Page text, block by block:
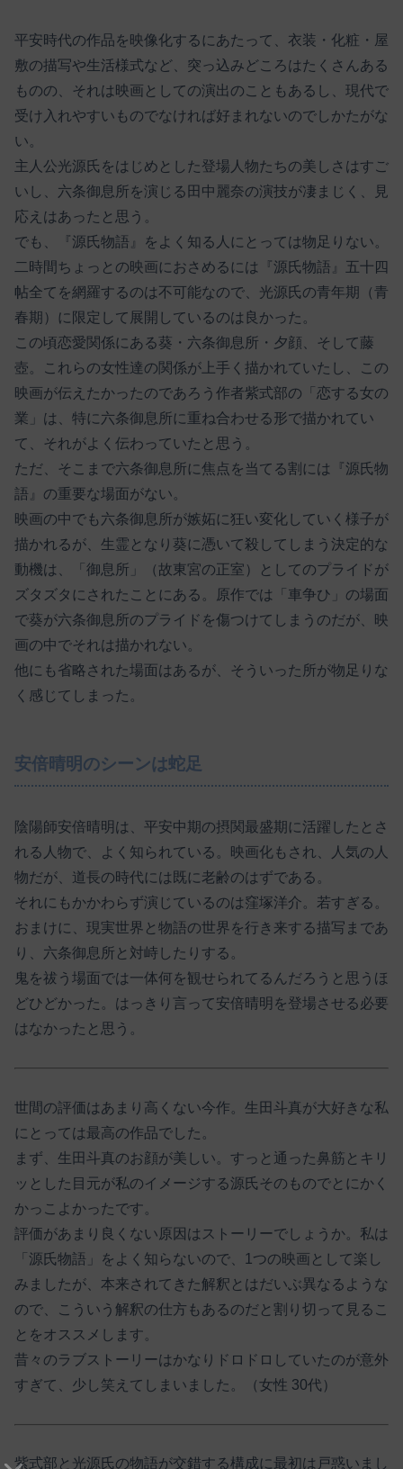
平安時代の作品を映像化するにあたって、衣装・化粧・屋
敷の描写や生活様式など、突っ込みどころはたくさんある
ものの、それは映画としての演出のこともあるし、現代で
受け入れやすいものでなければ好まれないのでしかたがな
い。
主人公光源氏をはじめとした登場人物たちの美しさはすご
いし、六条御息所を演じる田中麗奈の演技が凄まじく、見
応えはあったと思う。
でも、『源氏物語』をよく知る人にとっては物足りない。
二時間ちょっとの映画におさめるには『源氏物語』五十四
帖全てを網羅するのは不可能なので、光源氏の青年期（青
春期）に限定して展開しているのは良かった。
この頃恋愛関係にある葵・六条御息所・夕顔、そして藤
壺。これらの女性達の関係が上手く描かれていたし、この
映画が伝えたかったのであろう作者紫式部の「恋する女の
業」は、特に六条御息所に重ね合わせる形で描かれてい
て、それがよく伝わっていたと思う。
ただ、そこまで六条御息所に焦点を当てる割には『源氏物
語』の重要な場面がない。
映画の中でも六条御息所が嫉妬に狂い変化していく様子が
描かれるが、生霊となり葵に憑いて殺してしまう決定的な
動機は、「御息所」（故東宮の正室）としてのプライドが
ズタズタにされたことにある。原作では「車争ひ」の場面
で葵が六条御息所のプライドを傷つけてしまうのだが、映
画の中でそれは描かれない。
他にも省略された場面はあるが、そういった所が物足りな
く感じてしまった。
安倍晴明のシーンは蛇足
陰陽師安倍晴明は、平安中期の摂関最盛期に活躍したとさ
れる人物で、よく知られている。映画化もされ、人気の人
物だが、道長の時代には既に老齢のはずである。
それにもかかわらず演じているのは窪塚洋介。若すぎる。
おまけに、現実世界と物語の世界を行き来する描写まであ
り、六条御息所と対峙したりする。
鬼を祓う場面では一体何を観せられてるんだろうと思うほ
どひどかった。はっきり言って安倍晴明を登場させる必要
はなかったと思う。
世間の評価はあまり高くない今作。生田斗真が大好きな私
にとっては最高の作品でした。
まず、生田斗真のお顔が美しい。すっと通った鼻筋とキリ
ッとした目元が私のイメージする源氏そのものでとにかく
かっこよかったです。
評価があまり良くない原因はストーリーでしょうか。私は
「源氏物語」をよく知らないので、1つの映画として楽し
みましたが、本来されてきた解釈とはだいぶ異なるような
ので、こういう解釈の仕方もあるのだと割り切って見るこ
とをオススメします。
昔々のラブストーリーはかなりドロドロしていたのが意外
すぎて、少し笑えてしまいました。（女性 30代）
紫式部と光源氏の物語が交錯する構成に最初は戸惑いまし